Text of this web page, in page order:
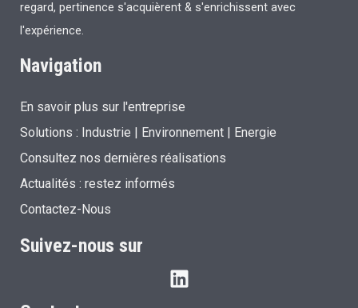
regard, pertinence s'acquièrent & s'enrichissent avec
l'expérience.
Navigation
En savoir plus sur l'entreprise
Solutions : Industrie | Environnement | Energie
Consultez nos dernières réalisations
Actualités : restez informés
Contactez-Nous
Suivez-nous sur